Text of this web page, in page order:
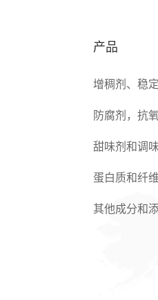
产品
增稠剂、稳
防腐剂，抗
甜味剂和调
蛋白质和纤
其他成分和